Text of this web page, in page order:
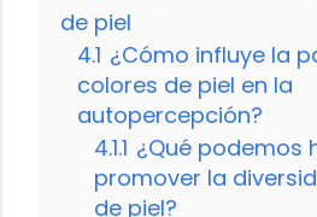
de piel
4.1 ¿Cómo influye la
colores de piel en la
autopercepción?
4.1.1 ¿Qué podemos
promover la
de piel?